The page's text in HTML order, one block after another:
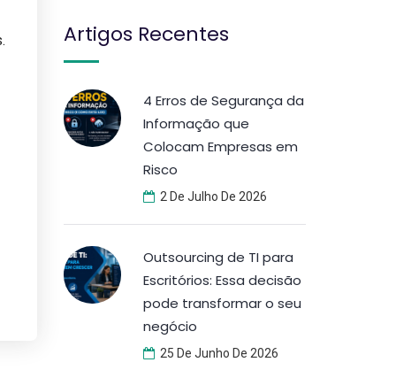
Artigos Recentes
4 Erros de Segurança da
Informação que
Colocam Empresas em
Risco
2 De Julho De 2026
Outsourcing de TI para
Escritórios: Essa decisão
pode transformar o seu
negócio
25 De Junho De 2026